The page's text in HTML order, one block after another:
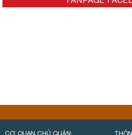
CƠ QUAN CHỦ QUẢN: